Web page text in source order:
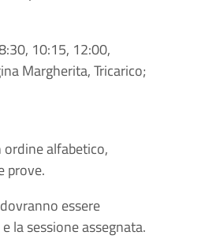
10:15, 12:00,
Margherita, Tricarico;
alfabetico,
prove.
essere
la sessione assegnata.